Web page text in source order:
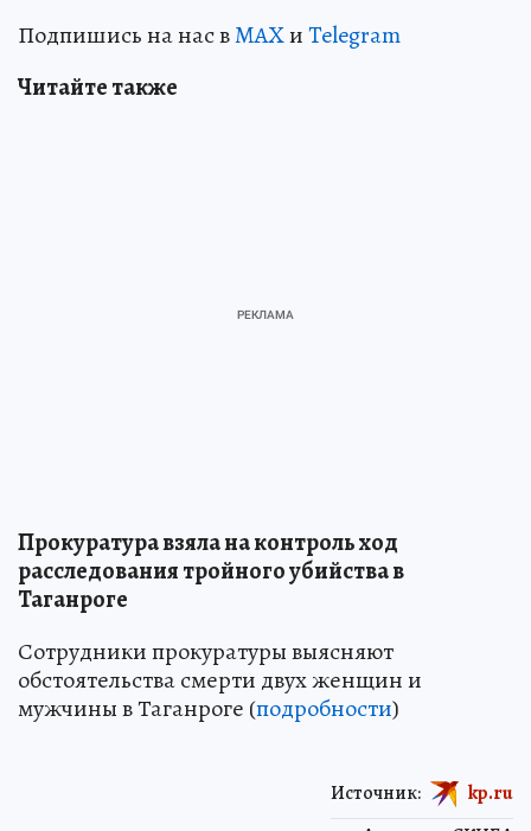
Подпишись на нас вMAXиTelegram
Читайте также
Прокуратура взяла на контроль ход
расследования тройного убийства в
Таганроге
Сотрудники прокуратуры выясняют
обстоятельства смерти двух женщин и
мужчины в Таганроге (подробности)
Источник: kp.ru